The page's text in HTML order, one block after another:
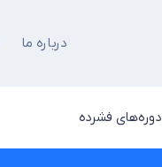
درباره ما
دوره‌های فشرده